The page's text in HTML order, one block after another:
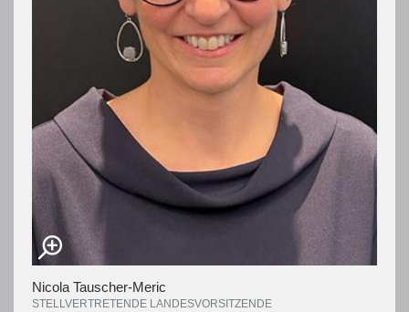
Nicola Tauscher-Meric
STELLVERTRETENDE LANDESVORSITZENDE